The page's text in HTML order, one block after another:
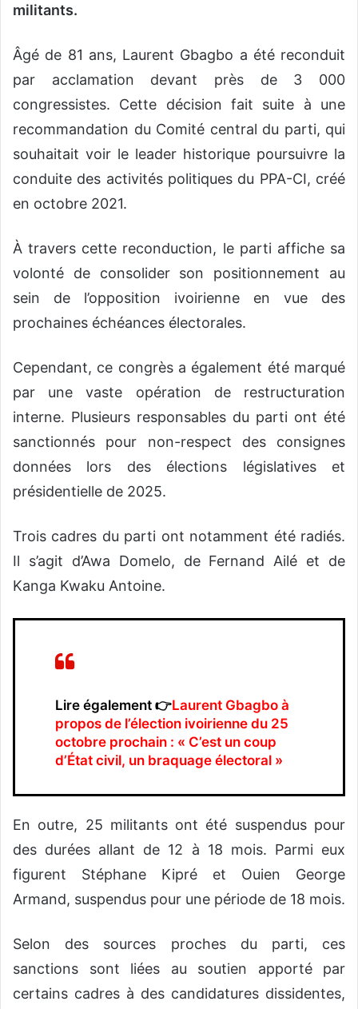
militants.
Âgé de 81 ans, Laurent Gbagbo a été reconduit
par acclamation devant près de 3 000
congressistes. Cette décision fait suite à une
recommandation du Comité central du parti, qui
souhaitait voir le leader historique poursuivre la
conduite des activités politiques du PPA-CI, créé
en octobre 2021.
À travers cette reconduction, le parti affiche sa
volonté de consolider son positionnement au
sein de l’opposition ivoirienne en vue des
prochaines échéances électorales.
Cependant, ce congrès a également été marqué
par une vaste opération de restructuration
interne. Plusieurs responsables du parti ont été
sanctionnés pour non-respect des consignes
données lors des élections législatives et
présidentielle de 2025.
Trois cadres du parti ont notamment été radiés.
Il s’agit d’Awa Domelo, de Fernand Ailé et de
Kanga Kwaku Antoine.
Lire également 👉Laurent Gbagbo à
propos de l’élection ivoirienne du 25
octobre prochain : « C’est un coup
d’État civil, un braquage électoral »
En outre, 25 militants ont été suspendus pour
des durées allant de 12 à 18 mois. Parmi eux
figurent Stéphane Kipré et Ouien George
Armand, suspendus pour une période de 18 mois.
Selon des sources proches du parti, ces
sanctions sont liées au soutien apporté par
certains cadres à des candidatures dissidentes,